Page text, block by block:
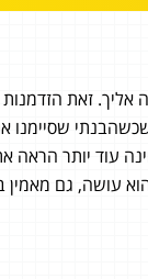
אליך. זאת
עוד יותר
עושה, גם מאמין